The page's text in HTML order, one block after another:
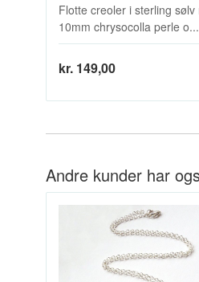
Flotte creoler i sterling sølv
10mm chrysocolla perle o...
kr. 149,00
Andre kunder har